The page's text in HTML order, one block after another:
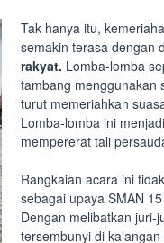
Tak hanya itu,
semakin terasa dengan
rakyat. Lomba-lomba
tambang menggunakan
turut memeriahkan
Lomba-lomba ini
mempererat tali
Rangkaian acara ini
sebagai upaya SMAN
Dengan melibatkan juri-
tersembunyi di